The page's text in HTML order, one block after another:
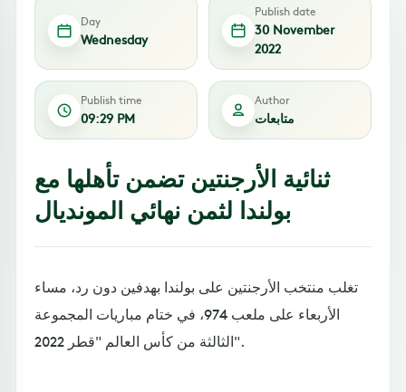
Day
Wednesday
Publish date
30 November
2022
Publish time
09:29 PM
Author
متابعات
ثنائية الأرجنتين تضمن تأهلها مع
بولندا لثمن نهائي المونديال
تغلب منتخب الأرجنتين على بولندا بهدفين دون رد، مساء
الأربعاء على ملعب 974، في ختام مباريات المجموعة
الثالثة من كأس العالم "قطر 2022".